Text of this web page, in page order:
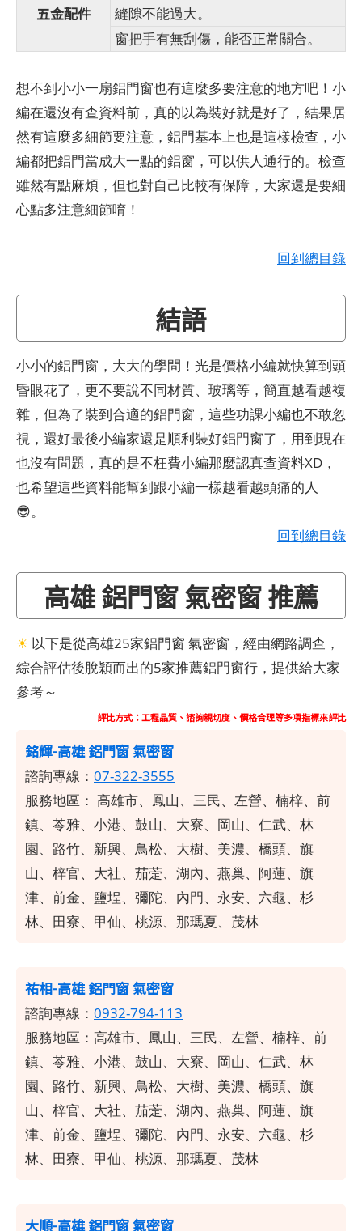
五金配件
縫隙不能過大。
窗把手有無刮傷，能否正常關合。
想不到小小一扇鋁門窗也有這麼多要注意的地方吧！小
編在還沒有查資料前，真的以為裝好就是好了，結果居
然有這麼多細節要注意，鋁門基本上也是這樣檢查，小
編都把鋁門當成大一點的鋁窗，可以供人通行的。檢查
雖然有點麻煩，但也對自己比較有保障，大家還是要細
心點多注意細節唷！
回到總目錄
結語
小小的鋁門窗，大大的學問！光是價格小編就快算到頭
昏眼花了，更不要說不同材質、玻璃等，簡直越看越複
雜，但為了裝到合適的鋁門窗，這些功課小編也不敢忽
視，還好最後小編家還是順利裝好鋁門窗了，用到現在
也沒有問題，真的是不枉費小編那麼認真查資料XD，
也希望這些資料能幫到跟小編一樣越看越頭痛的人
😎。
回到總目錄
高雄 鋁門窗 氣密窗 推薦
☀ 以下是從高雄25家鋁門窗 氣密窗，經由網路調查，
綜合評估後脫穎而出的5家推薦鋁門窗行，提供給大家
參考～
評比方式：工程品質、諮詢親切度、價格合理等多項指標來評比
銘輝-高雄 鋁門窗 氣密窗
諮詢專線： 07-322-3555
服務地區： 高雄市、鳳山、三民、左營、楠梓、前
鎮、苓雅、小港、鼓山、大寮、岡山、仁武、林
園、路竹、新興、鳥松、大樹、美濃、橋頭、旗
山、梓官、大社、茄萣、湖內、燕巢、阿蓮、旗
津、前金、鹽埕、彌陀、內門、永安、六龜、杉
林、田寮、甲仙、桃源、那瑪夏、茂林
祐相-高雄 鋁門窗 氣密窗
諮詢專線： 0932-794-113
服務地區：高雄市、鳳山、三民、左營、楠梓、前
鎮、苓雅、小港、鼓山、大寮、岡山、仁武、林
園、路竹、新興、鳥松、大樹、美濃、橋頭、旗
山、梓官、大社、茄萣、湖內、燕巢、阿蓮、旗
津、前金、鹽埕、彌陀、內門、永安、六龜、杉
林、田寮、甲仙、桃源、那瑪夏、茂林
大順-高雄 鋁門窗 氣密窗